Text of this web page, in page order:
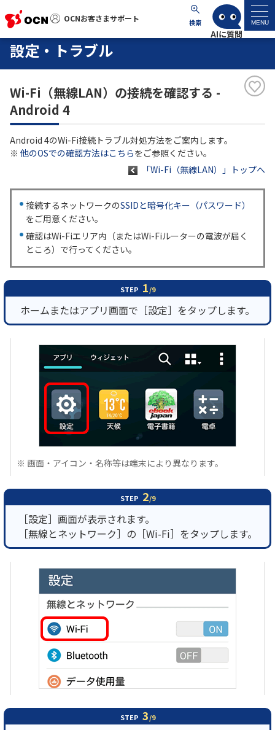
OCNお客さまサポート 検索 MENU
OCNお客さまサポート
サポートトップ
サービス名から探す
各種ダウンロード
お問い合わせ
NTTドコモビジネスのお客さ
工事・故障情報通知
OCN サービス一覧
設定・トラブル
Wi-Fi（無線LAN）の接続を確認する -
Android 4
Android 4のWi-Fi接続トラブル対処方法をご案内します。
※ 他のOSでの確認方法はこちらをご参照ください。
「Wi-Fi（無線LAN）」トップへ
接続するネットワークのSSIDと暗号化キー（パスワード）
をご用意ください。
確認はWi-Fiエリア内（またはWi-Fiルーターの電波が届く
ところ）で行ってください。
STEP 1/9
ホームまたはアプリ画面で［設定］をタップします。
※ 画面・アイコン・名称等は端末により異なります。
STEP 2/9
［設定］画面が表示されます。
［無線とネットワーク］の［Wi-Fi］をタップします。
STEP 3/9